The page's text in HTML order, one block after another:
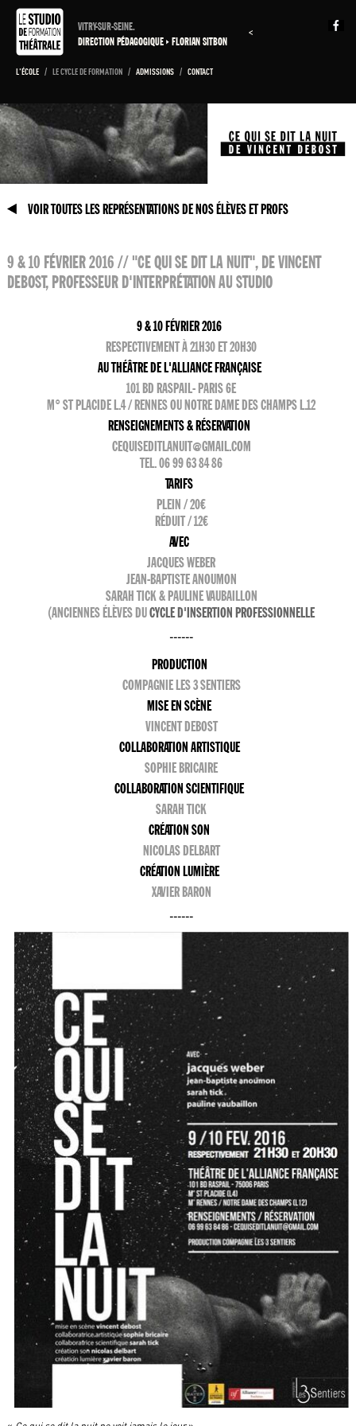
VITRY-SUR-SEINE.
DIRECTION PÉDAGOGIQUE FLORIAN SITBON
<
L'ÉCOLE / LE CYCLE DE FORMATION / ADMISSIONS / CONTACT
VOIR TOUTES LES REPRÉSENTATIONS DE NOS ÉLÈVES ET PROFS
9 & 10 FÉVRIER 2016 // "CE QUI SE DIT LA NUIT", DE VINCENT
DEBOST, PROFESSEUR D'INTERPRÉTATION AU STUDIO
9 & 10 FÉVRIER 2016
RESPECTIVEMENT À 21H30 ET 20H30
AU THÉÂTRE DE L'ALLIANCE FRANÇAISE
101 BD RASPAIL- PARIS 6E
M° ST PLACIDE L.4 / RENNES OU NOTRE DAME DES CHAMPS L.12
RENSEIGNEMENTS & RÉSERVATION
CEQUISEDITLANUIT@GMAIL.COM
TEL. 06 99 63 84 86
TARIFS
PLEIN / 20€
RÉDUIT / 12€
AVEC
JACQUES WEBER
JEAN-BAPTISTE ANOUMON
SARAH TICK & PAULINE VAUBAILLON
(ANCIENNES ÉLÈVES DUCYCLE D'INSERTION PROFESSIONNELLE
------
PRODUCTION
COMPAGNIE LES 3 SENTIERS
MISE EN SCÈNE
VINCENT DEBOST
COLLABORATION ARTISTIQUE
SOPHIE BRICAIRE
COLLABORATION SCIENTIFIQUE
SARAH TICK
CRÉATION SON
NICOLAS DELBART
CRÉATION LUMIÈRE
XAVIER BARON
------